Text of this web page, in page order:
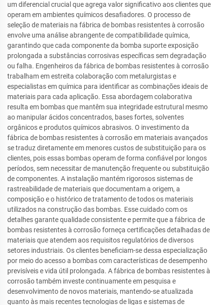
um diferencial crucial que agrega valor significativo aos clientes que
operam em ambientes químicos desafiadores. O processo de
seleção de materiais na fábrica de bombas resistentes à corrosão
envolve uma análise abrangente de compatibilidade química,
garantindo que cada componente da bomba suporte exposição
prolongada a substâncias corrosivas específicas sem degradação
ou falha. Engenheiros da fábrica de bombas resistentes à corrosão
trabalham em estreita colaboração com metalurgistas e
especialistas em química para identificar as combinações ideais de
materiais para cada aplicação. Essa abordagem colaborativa
resulta em bombas que mantêm sua integridade estrutural mesmo
ao manipular ácidos concentrados, bases fortes, solventes
orgânicos e produtos químicos abrasivos. O investimento da
fábrica de bombas resistentes à corrosão em materiais avançados
se traduz diretamente em menores custos de substituição para os
clientes, pois essas bombas operam de forma confiável por longos
períodos, sem necessitar de manutenção frequente ou substituição
de componentes. A instalação mantém rigorosos sistemas de
rastreabilidade de materiais que documentam a origem, a
composição e o histórico de tratamento de todos os materiais
utilizados na construção das bombas. Esse cuidado com os
detalhes garante qualidade consistente e permite que a fábrica de
bombas resistentes à corrosão forneça certificações detalhadas de
materiais que atendem aos requisitos regulatórios de diversos
setores industriais. Os clientes beneficiam-se dessa especialização
por meio do acesso a bombas com características de desempenho
previsíveis e vida útil prolongada. A fábrica de bombas resistentes à
corrosão também investe continuamente em pesquisa e
desenvolvimento de novos materiais, mantendo-se atualizada
quanto às mais recentes tecnologias de ligas e sistemas de